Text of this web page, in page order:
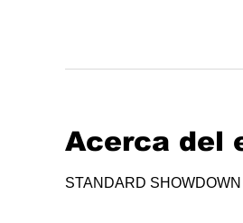
Acerca del
STANDARD SHOWDOWN